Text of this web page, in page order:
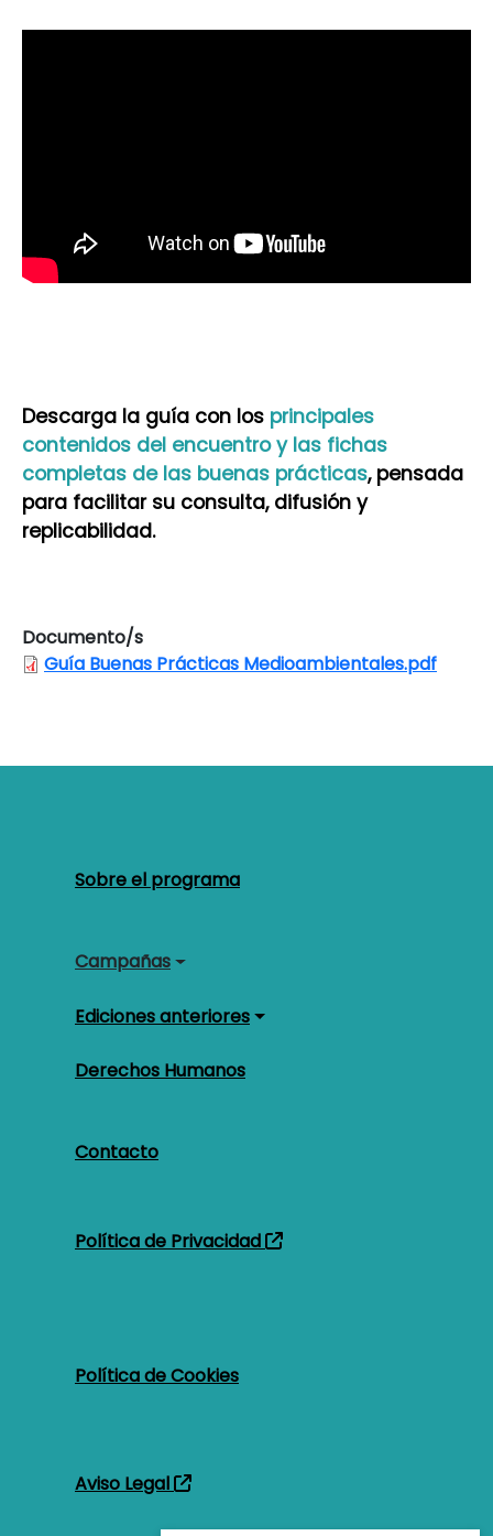
Descarga la guía con los principales
contenidos del encuentro y las fichas
completas de las buenas prácticas, pensada
para facilitar su consulta, difusión y
replicabilidad.
Documento/s
Guía Buenas Prácticas Medioambientales.pdf
Navegación principal
Sobre el programa
Campañas
Ediciones anteriores
Derechos Humanos
Contacto
Pie de página
Política de Privacidad
Política de Cookies
Aviso Legal